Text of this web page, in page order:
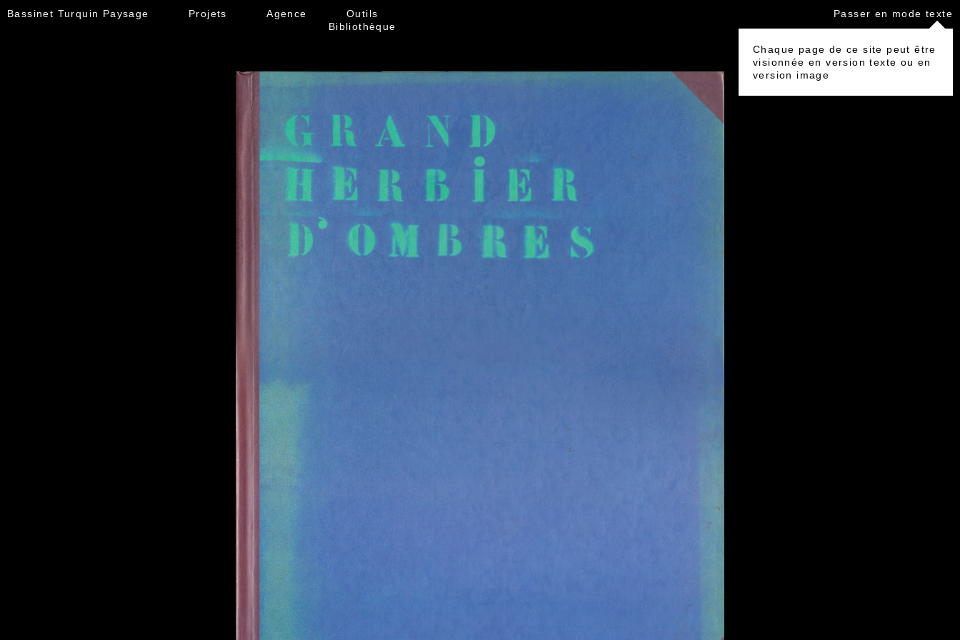
Bassinet Turquin Paysage Projets Agence
Outils
Bibliothèque
Passer en mode texte
Chaque page de ce site peut être
visionnée en version texte ou en
version image